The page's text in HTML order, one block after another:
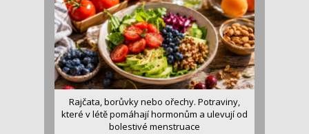
Rajčata, borůvky nebo ořechy. Potraviny,
které v létě pomáhají hormonům a ulevují od
bolestivé menstruace